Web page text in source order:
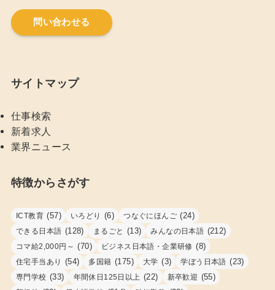
問い合わせる
サイトマップ
仕事検索
新着求人
業界ニュース
特徴からさがす
ICT教育 (57) いろどり (6) つなぐにほんご (24)
できる日本語 (128) まるごと (13) みんなの日本語 (212)
コマ給2,000円～ (70) ビジネス日本語・企業研修 (8)
住宅手当あり (54) 多国籍 (175) 大学 (3) 学ぼう日本語 (23)
専門学校 (33) 年間休日125日以上 (22) 新卒歓迎 (55)